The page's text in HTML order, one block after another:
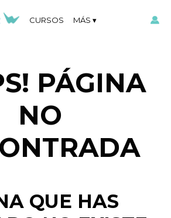
CURSOS MÁS
PÁGINA
NO
QUE HAS